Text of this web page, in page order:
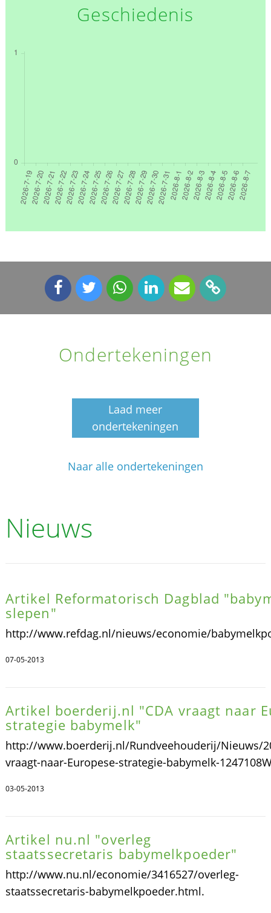
Geschiedenis
Ondertekeningen
Laad meer
ondertekeningen
Naar alle ondertekeningen
Nieuws
Artikel Reformatorisch Dagblad
slepen"
http://www.refdag.nl/nieuws/economie/
07-05-2013
Artikel boerderij.nl "CDA vraagt naar
strategie babymelk"
http://www.boerderij.nl/Rundveehouderij/Nieuws/
vraagt-naar-Europese-strategie-babymelk-
03-05-2013
Artikel nu.nl "overleg
staatssecretaris babymelkpoeder"
http://www.nu.nl/economie/3416527/overleg-
staatssecretaris-babymelkpoeder.html.